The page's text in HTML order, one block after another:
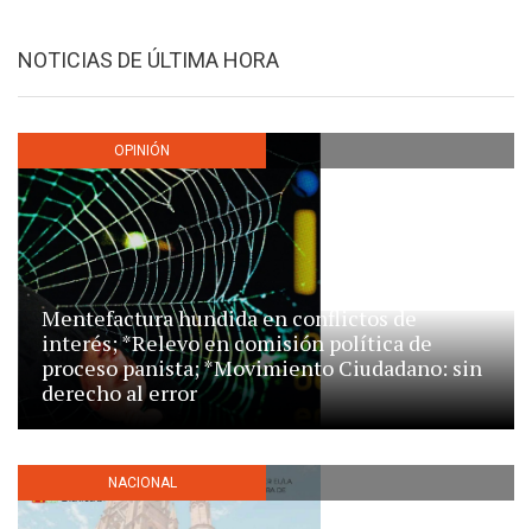
NOTICIAS DE ÚLTIMA HORA
OPINIÓN
Mentefactura hundida en conflictos de
interés; *Relevo en comisión política de
proceso panista; *Movimiento Ciudadano: sin
derecho al error
NACIONAL